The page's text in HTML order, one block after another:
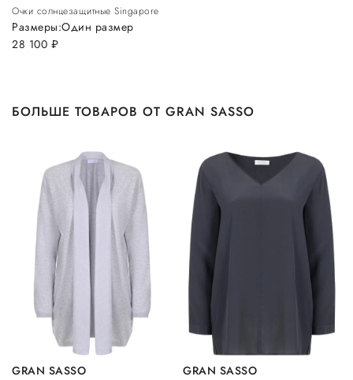
Очки солнцезащитные Singapore
28 100 руб.
Размеры:Один размер
БОЛЬШЕ ТОВАРОВ ОТ GRAN SASSO
GRAN SASSO GRAN SASSO